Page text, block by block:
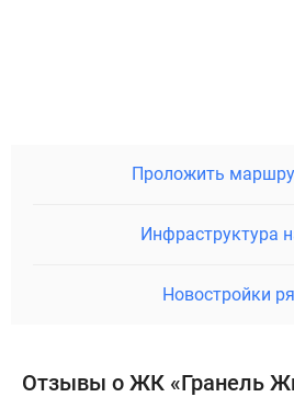
Проложить
Инфраструктура
Новостройки
Отзывы о ЖК «Гранель